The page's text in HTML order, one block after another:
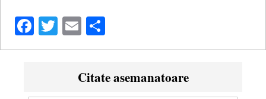
Facebook
Twitter
Email
Citate asemanatoare